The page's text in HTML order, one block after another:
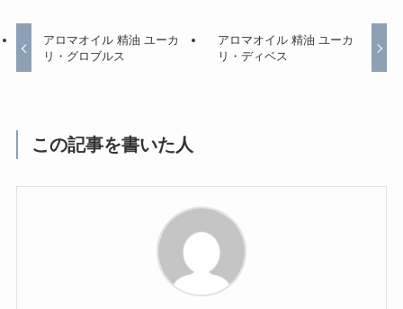
アロマオイル 精油 ユーカ
リ・グロブルス
アロマオイル 精油 ユーカ
リ・ディベス
この記事を書いた人